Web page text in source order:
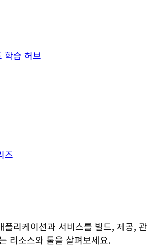
학습 허브
즈
플리케이션과 서비스를 빌드, 제공, 관
리소스와 툴을 살펴보세요.